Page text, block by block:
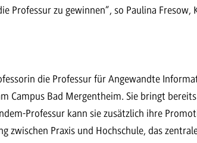
Professur zu gewinnen“, so Paulina
die Professur für Angewandte
Campus Bad Mergentheim. Sie bringt
Professur kann sie zusätzlich ihre
zwischen Praxis und Hochschule, das